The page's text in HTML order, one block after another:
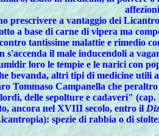
prescrivere a vantaggio dei
a base di carne di vipera ma
tantissime malattie e rimedio
s'accenda il male inducendoli a
loro le tempie e le narici con
bevanda, altri tipi di medicine utili
Tommaso Campanella che
delle sepolture e cadaveri"
ancora nel XVIII secolo, entro il
spezie di rabbia o di